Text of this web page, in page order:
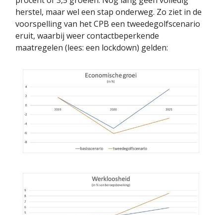
herstel, maar wel een stap onderweg. Zo ziet in de
voorspelling van het CPB een tweedegolfscenario
eruit, waarbij weer contactbeperkende
maatregelen (lees: een lockdown) gelden: